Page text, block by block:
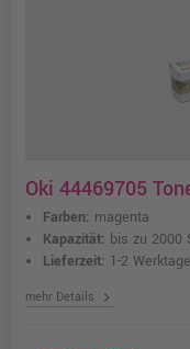
Oki 44469705
Farben: magenta
Kapazität: bis zu 2000
Lieferzeit: 1-2 Werktage
mehr Details chevron_right